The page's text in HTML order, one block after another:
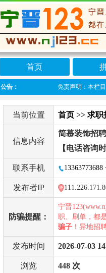
首页
公告： 免责声明：本栏目
当前位置 首页 >> 求职
信息内容
简慕装饰招
【电话咨询
联系手机 13363773688
发布者IP
防骗提醒：
宁晋
职、刷单，都
骗子 ！异地招
发布时间 2026-07-03
浏览 448 次